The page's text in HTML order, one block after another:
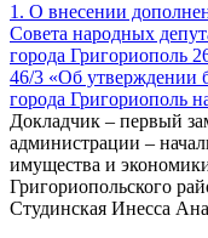
1. О внесении
Совета народных
города Григориополь
46/3 «Об утверждении
города Григориополь
Докладчик – первый
администрации –
имущества и
Григориопольского
Студинская Инесса